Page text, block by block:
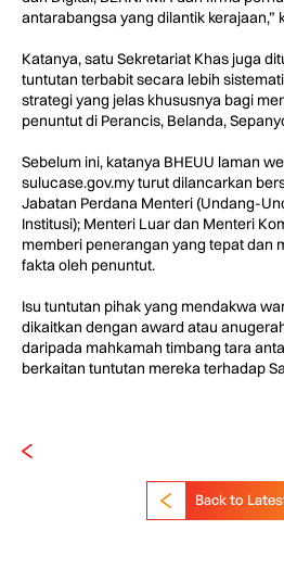
antarabangsa yang dilantik kerajaan,”
Katanya, satu Sekretariat Khas juga
tuntutan terbabit secara lebih
strategi yang jelas khususnya bagi
penuntut di Perancis, Belanda,
Sebelum ini, katanya BHEUU laman
sulucase.gov.my turut dilancarkan
Jabatan Perdana Menteri (Undang-
Institusi); Menteri Luar dan Menteri
memberi penerangan yang tepat dan
fakta oleh penuntut.
Isu tuntutan pihak yang mendakwa
dikaitkan dengan award atau
daripada mahkamah timbang tara
berkaitan tuntutan mereka terhadap
Back to